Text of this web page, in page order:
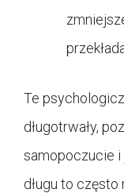
Te
długotrwały,
samopoczucie i
długu to często